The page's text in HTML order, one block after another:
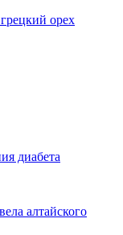
орех
диабета
алтайского